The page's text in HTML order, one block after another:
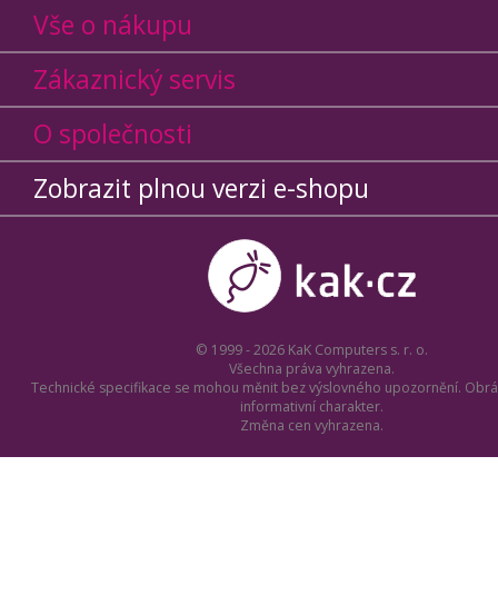
Vše o nákupu
Zákaznický servis
O společnosti
Zobrazit plnou verzi e-shopu
© 1999 - 2026 KaK Computers s. r. o.
Všechna práva vyhrazena.
Technické specifikace se mohou měnit bez výslovného upozornění.
informativní charakter.
Změna cen vyhrazena.